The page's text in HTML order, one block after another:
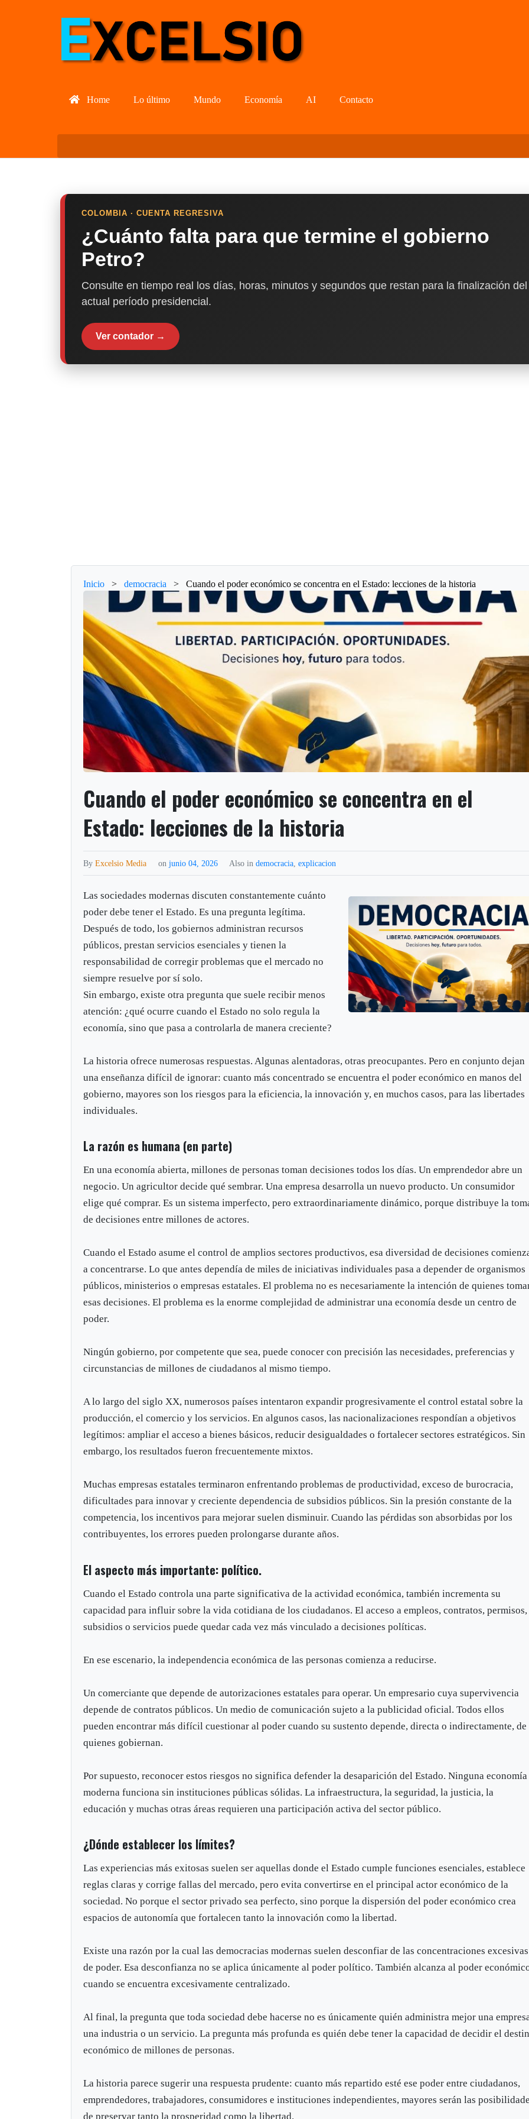
Home Lo último Mundo Economía AI Contacto
COLOMBIA · CUENTA REGRESIVA
¿Cuánto falta para que termine el gobierno
Petro?
Consulte en tiempo real los días, horas, minutos y segundos que restan para la finalización del
actual período presidencial.
Ver contador →
Inicio > democracia > Cuando el poder económico se concentra en el Estado: lecciones de la historia
Cuando el poder económico se concentra en el
Estado: lecciones de la historia
ByExcelsio Media onjunio 04, 2026 Also indemocracia ,explicacion
Las sociedades modernas discuten constantemente cuánto
poder debe tener el Estado. Es una pregunta legítima.
Después de todo, los gobiernos administran recursos
públicos, prestan servicios esenciales y tienen la
responsabilidad de corregir problemas que el mercado no
siempre resuelve por sí solo.
Sin embargo, existe otra pregunta que suele recibir menos
atención: ¿qué ocurre cuando el Estado no solo regula la
economía, sino que pasa a controlarla de manera creciente?
La historia ofrece numerosas respuestas. Algunas alentadoras, otras preocupantes. Pero en conjunto dejan
una enseñanza difícil de ignorar: cuanto más concentrado se encuentra el poder económico en manos del
gobierno, mayores son los riesgos para la eficiencia, la innovación y, en muchos casos, para las libertades
individuales.
La razón es humana (en parte)
En una economía abierta, millones de personas toman decisiones todos los días. Un emprendedor abre un
negocio. Un agricultor decide qué sembrar. Una empresa desarrolla un nuevo producto. Un consumidor
elige qué comprar. Es un sistema imperfecto, pero extraordinariamente dinámico, porque distribuye la
de decisiones entre millones de actores.
Cuando el Estado asume el control de amplios sectores productivos, esa diversidad de decisiones
a concentrarse. Lo que antes dependía de miles de iniciativas individuales pasa a depender de organismos
públicos, ministerios o empresas estatales. El problema no es necesariamente la intención de quienes
esas decisiones. El problema es la enorme complejidad de administrar una economía desde un centro de
poder.
Ningún gobierno, por competente que sea, puede conocer con precisión las necesidades, preferencias y
circunstancias de millones de ciudadanos al mismo tiempo.
A lo largo del siglo XX, numerosos países intentaron expandir progresivamente el control estatal sobre la
producción, el comercio y los servicios. En algunos casos, las nacionalizaciones respondían a objetivos
legítimos: ampliar el acceso a bienes básicos, reducir desigualdades o fortalecer sectores estratégicos. Sin
embargo, los resultados fueron frecuentemente mixtos.
Muchas empresas estatales terminaron enfrentando problemas de productividad, exceso de burocracia,
dificultades para innovar y creciente dependencia de subsidios públicos. Sin la presión constante de la
competencia, los incentivos para mejorar suelen disminuir. Cuando las pérdidas son absorbidas por los
contribuyentes, los errores pueden prolongarse durante años.
El aspecto más importante: político.
Cuando el Estado controla una parte significativa de la actividad económica, también incrementa su
capacidad para influir sobre la vida cotidiana de los ciudadanos. El acceso a empleos, contratos, permisos,
subsidios o servicios puede quedar cada vez más vinculado a decisiones políticas.
En ese escenario, la independencia económica de las personas comienza a reducirse.
Un comerciante que depende de autorizaciones estatales para operar. Un empresario cuya supervivencia
depende de contratos públicos. Un medio de comunicación sujeto a la publicidad oficial. Todos ellos
pueden encontrar más difícil cuestionar al poder cuando su sustento depende, directa o indirectamente, de
quienes gobiernan.
Por supuesto, reconocer estos riesgos no significa defender la desaparición del Estado. Ninguna economía
moderna funciona sin instituciones públicas sólidas. La infraestructura, la seguridad, la justicia, la
educación y muchas otras áreas requieren una participación activa del sector público.
¿Dónde establecer los límites?
Las experiencias más exitosas suelen ser aquellas donde el Estado cumple funciones esenciales, establece
reglas claras y corrige fallas del mercado, pero evita convertirse en el principal actor económico de la
sociedad. No porque el sector privado sea perfecto, sino porque la dispersión del poder económico crea
espacios de autonomía que fortalecen tanto la innovación como la libertad.
Existe una razón por la cual las democracias modernas suelen desconfiar de las concentraciones excesivas
de poder. Esa desconfianza no se aplica únicamente al poder político. También alcanza al poder
cuando se encuentra excesivamente centralizado.
Al final, la pregunta que toda sociedad debe hacerse no es únicamente quién administra mejor una
una industria o un servicio. La pregunta más profunda es quién debe tener la capacidad de decidir el
económico de millones de personas.
La historia parece sugerir una respuesta prudente: cuanto más repartido esté ese poder entre ciudadanos,
emprendedores, trabajadores, consumidores e instituciones independientes, mayores serán las
de preservar tanto la prosperidad como la libertad.